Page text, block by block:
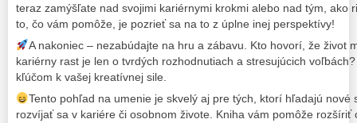
teraz zamýšľate nad svojimi kariérnymi krokmi alebo nad tým, ako
to, čo vám pomôže, je pozrieť sa na to z úplne inej perspektívy!
A nakoniec – nezabúdajte na hru a zábavu. Kto hovorí, že život
kariérny rast je len o tvrdých rozhodnutiach a stresujúcich
kľúčom k vašej kreatívnej sile.
Tento pohľad na umenie je skvelý aj pre tých, ktorí hľadajú nové
rozvíjať sa v kariére či osobnom živote. Kniha vám pomôže rozšíriť